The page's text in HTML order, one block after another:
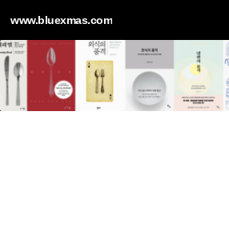
Skip to content
www.bluexmas.com